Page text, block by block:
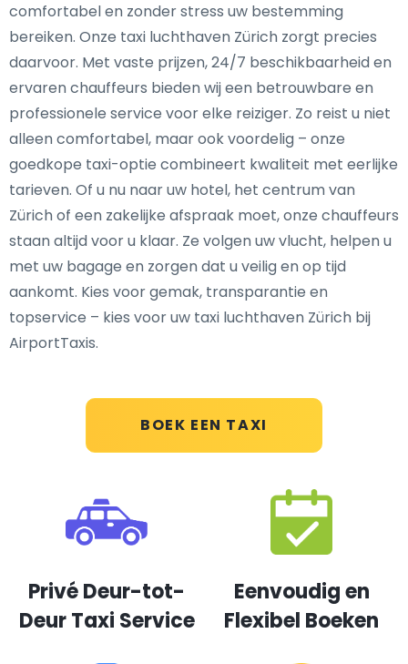
BOEK EEN TAXI
comfortabel en zonder stress uw bestemming
bereiken. Onze taxi luchthaven Zürich zorgt precies
daarvoor. Met vaste prijzen, 24/7 beschikbaarheid en
ervaren chauffeurs bieden wij een betrouwbare en
professionele service voor elke reiziger. Zo reist u niet
alleen comfortabel, maar ook voordelig – onze
goedkope taxi-optie combineert kwaliteit met eerlijke
tarieven. Of u nu naar uw hotel, het centrum van
Zürich of een zakelijke afspraak moet, onze chauffeurs
staan altijd voor u klaar. Ze volgen uw vlucht, helpen u
met uw bagage en zorgen dat u veilig en op tijd
aankomt. Kies voor gemak, transparantie en
topservice – kies voor uw taxi luchthaven Zürich bij
AirportTaxis.
Privé Deur-tot-
Deur Taxi Service
Eenvoudig en
Flexibel Boeken